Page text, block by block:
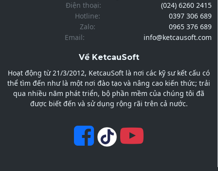
Điện thoại:
(024) 6260 2415
Hotline:
0397 306 689
Zalo:
0965 376 689
Email:
info@ketcausoft.com
Về KetcauSoft
Hoạt động từ 21/3/2012, KetcauSoft là nơi các kỹ sư kết cấu có
thể tìm đến như là một nơi đào tạo và nâng cao kiến thức; trải
qua nhiều năm phát triển, bộ phần mềm của chúng tôi đã
được biết đến và sử dụng rộng rãi trên cả nước.